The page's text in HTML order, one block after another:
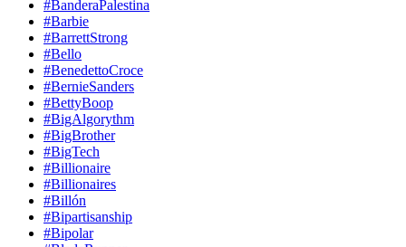
#BanderaPalestina
#Barbie
#BarrettStrong
#Bello
#BenedettoCroce
#BernieSanders
#BettyBoop
#BigAlgorythm
#BigBrother
#BigTech
#Billionaire
#Billionaires
#Billón
#Bipartisanship
#Bipolar